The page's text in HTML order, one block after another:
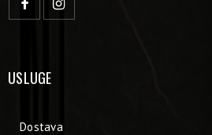
USLUGE
Dostava